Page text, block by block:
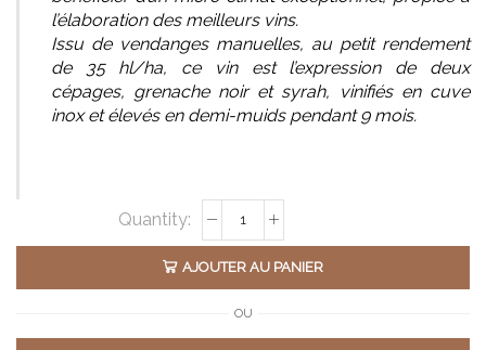
l’élaboration des meilleurs vins.
Issu de vendanges manuelles, au petit rendement
de 35 hl/ha, ce vin est l’expression de deux
cépages, grenache noir et syrah, vinifiés en cuve
inox et élevés en demi-muids pendant 9 mois.
AJOUTER AU PANIER
OU
Alternative: